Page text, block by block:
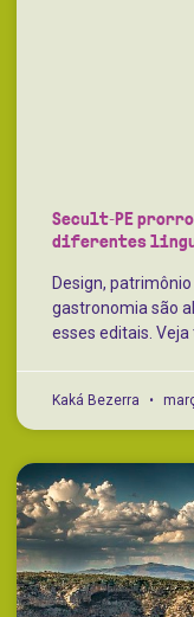
Secult-PE
diferentes
Design,
gastronomia são
esses editais.
Kaká Bezerra